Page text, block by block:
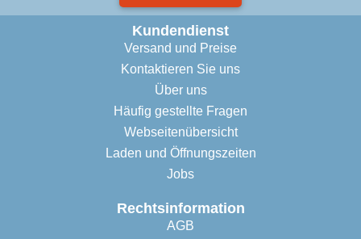
Kundendienst
Versand und Preise
Kontaktieren Sie uns
Über uns
Häufig gestellte Fragen
Webseitenübersicht
Laden und Öffnungszeiten
Jobs
Rechtsinformation
AGB